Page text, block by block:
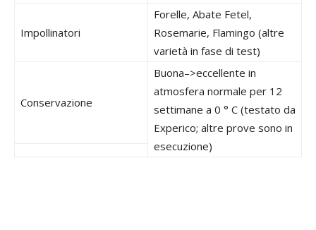
Impollinatori
Forelle, Abate Fetel,
Rosemarie, Flamingo (altre
varietà in fase di test)
Conservazione
Buona–>eccellente in
atmosfera normale per 12
settimane a 0 ° C (testato da
Experico; altre prove sono in
esecuzione)